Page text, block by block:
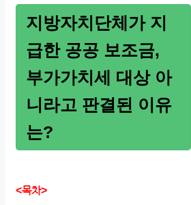
지방자치단체가 지
급한 공공 보조금,
부가가치세 대상 아
니라고 판결된 이유
는?
<목차>